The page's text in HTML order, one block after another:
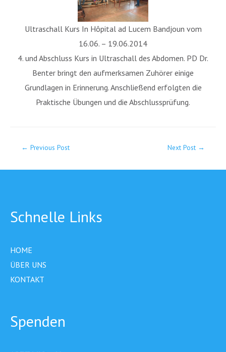
Ultraschall Kurs In Hôpital ad Lucem Bandjoun vom
16.06. – 19.06.2014
4. und Abschluss Kurs in Ultraschall des Abdomen. PD Dr.
Benter bringt den aufmerksamen Zuhörer einige
Grundlagen in Erinnerung. Anschließend erfolgten die
Praktische Übungen und die Abschlussprüfung.
← Previous Post Next Post →
Schnelle Links
HOME
ÜBER UNS
KONTAKT
Spenden